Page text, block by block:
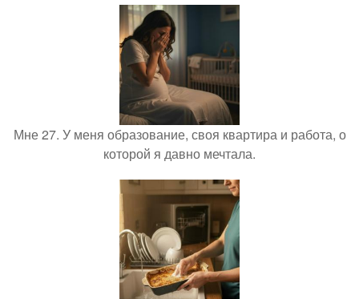
Мне 27. У меня образование, своя квартира и работа, о
которой я давно мечтала.